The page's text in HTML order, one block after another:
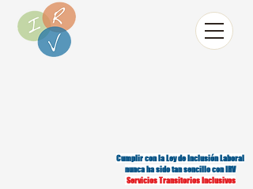
Cumplir con la Ley de Inclusión Laboral
nunca ha sido tan sencillo con IRV
Servicios Transitorios Inclusivos